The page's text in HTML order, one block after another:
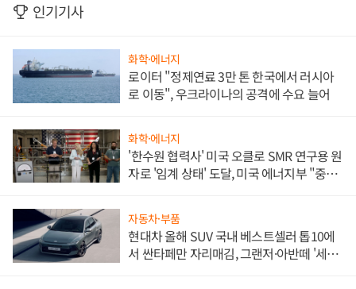
인기기사
화학·에너지
로이터 "정제연료 3만 톤 한국에서 러시아
로 이동", 우크라이나의 공격에 수요 늘어
화학·에너지
'한수원 협력사' 미국 오클로 SMR 연구용 원
자로 '임계 상태' 도달, 미국 에너지부 "중요
자동차·부품
현대차 올해 SUV 국내 베스트셀러 톱10에
서 싼타페만 자리매김, 그랜저·아반떼 '세단